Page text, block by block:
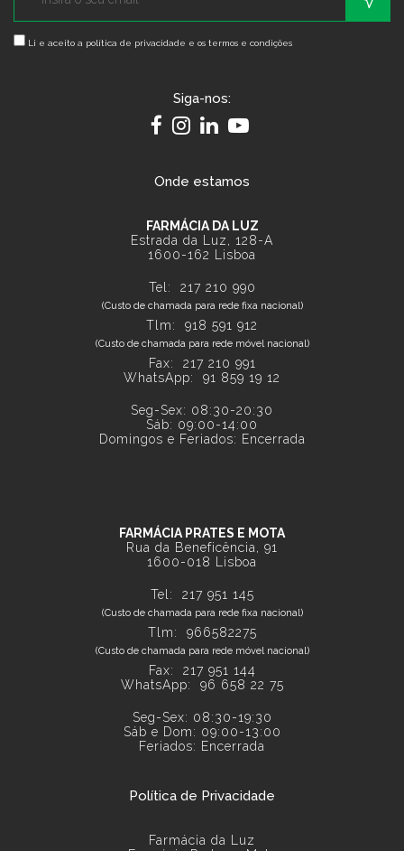
Li e aceito a política de privacidade e os termos e condições
Siga-nos:
Onde estamos
FARMÁCIA DA LUZ
Estrada da Luz, 128-A
1600-162 Lisboa
Tel: 217 210 990
(Custo de chamada para rede fixa nacional)
Tlm: 918 591 912
(Custo de chamada para rede móvel nacional)
Fax: 217 210 991
WhatsApp: 91 859 19 12
Seg-Sex: 08:30-20:30
Sáb: 09:00-14:00
Domingos e Feriados: Encerrada
FARMÁCIA PRATES E MOTA
Rua da Beneficência, 91
1600-018 Lisboa
Tel: 217 951 145
(Custo de chamada para rede fixa nacional)
Tlm: 966582275
(Custo de chamada para rede móvel nacional)
Fax: 217 951 144
WhatsApp: 96 658 22 75
Seg-Sex: 08:30-19:30
Sáb e Dom: 09:00-13:00
Feriados: Encerrada
Política de Privacidade
Farmácia da Luz